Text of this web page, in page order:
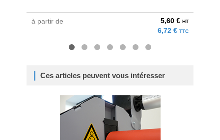
à partir de 5,60 € HT
6,72 € TTC
Ces articles peuvent vous intéresser